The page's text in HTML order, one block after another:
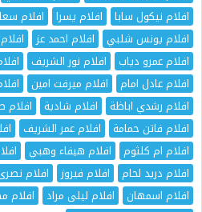
افلام نيكول سابا
افلام يسرا افلام
افلام يونس شلبي
افلام احمد عز
افلام عمرو دياب
افلام نور الشريف
افلام عادل امام
افلام ميرفت امين
افلام رشدي اباظة
افلام شادية افلام
افلام فاتن حمامة
افلام عمر الشريف
افلام ام كلثوم
افلام هيفاء وهبي
افلام دريد لحام
افلام فيروز افلام
افلام اسمهان
افلام ليلى مراد
افلام